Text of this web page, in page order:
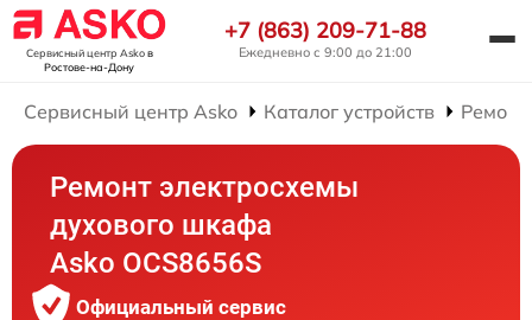
Сервисный центр Askoв
Ростове-на-Дону
+7 (863) 209-71-88
Ежедневно с 9:00 до 21:00
Сервисный центр Asko Каталог устройств
Ремонт электросхемы
духового шкафа
Asko OCS8656S
Официальный сервис